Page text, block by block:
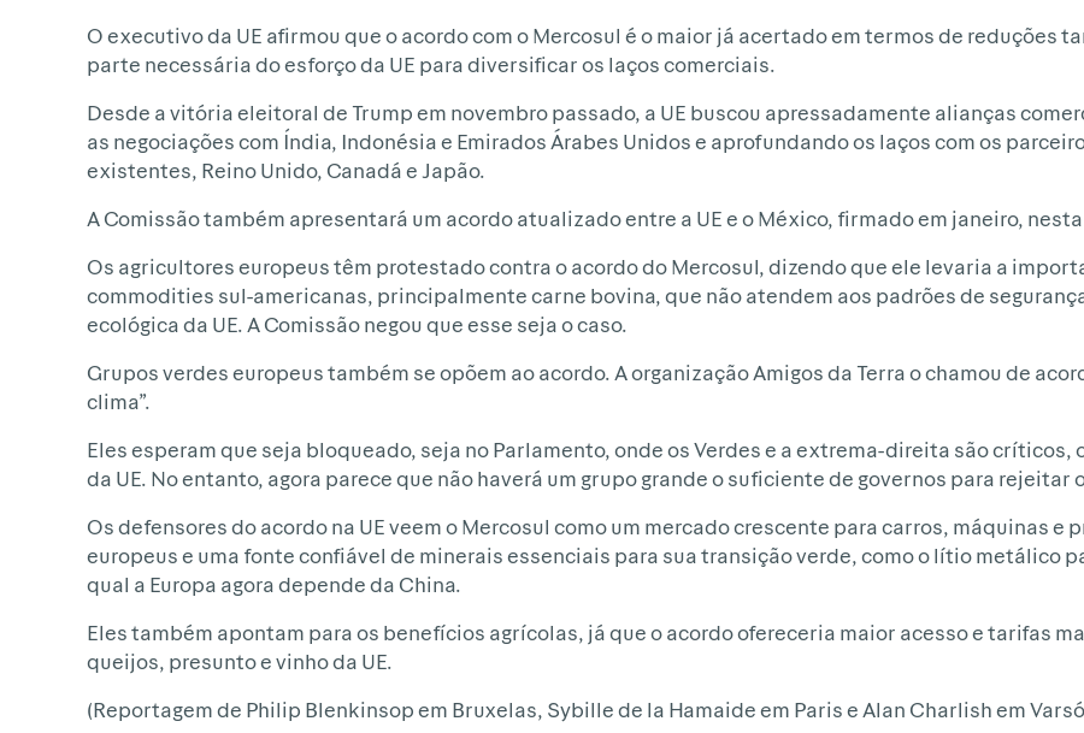
O executivo da UE afirmou que o acordo com o Mercosul é o maior já acertado em termos de reduções
parte necessária do esforço da UE para diversificar os laços comerciais.
Desde a vitória eleitoral de Trump em novembro passado, a UE buscou apressadamente alianças
as negociações com Índia, Indonésia e Emirados Árabes Unidos e aprofundando os laços com os
existentes, Reino Unido, Canadá e Japão.
A Comissão também apresentará um acordo atualizado entre a UE e o México, firmado em janeiro,
Os agricultores europeus têm protestado contra o acordo do Mercosul, dizendo que ele levaria a
commodities sul-americanas, principalmente carne bovina, que não atendem aos padrões de
ecológica da UE. A Comissão negou que esse seja o caso.
Grupos verdes europeus também se opõem ao acordo. A organização Amigos da Terra o chamou de
clima”.
Eles esperam que seja bloqueado, seja no Parlamento, onde os Verdes e a extrema-direita são críticos,
da UE. No entanto, agora parece que não haverá um grupo grande o suficiente de governos para rejeitar
Os defensores do acordo na UE veem o Mercosul como um mercado crescente para carros, máquinas e
europeus e uma fonte confiável de minerais essenciais para sua transição verde, como o lítio metálico
qual a Europa agora depende da China.
Eles também apontam para os benefícios agrícolas, já que o acordo ofereceria maior acesso e tarifas
queijos, presunto e vinho da UE.
(Reportagem de Philip Blenkinsop em Bruxelas, Sybille de la Hamaide em Paris e Alan Charlish em